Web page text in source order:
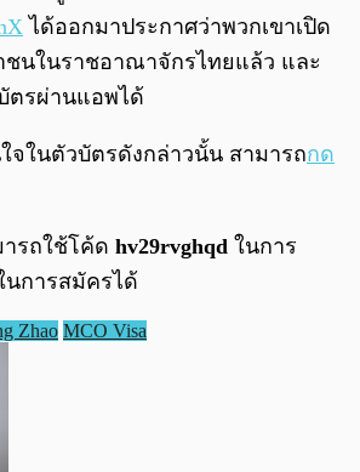
ได้ออกมาประกาศว่าพวกเขาเปิด
ชนในราชอาณาจักรไทยแล้ว และ
ตรผ่านแอพได้
จในตัวบัตรดังกล่าวนั้น สามารถกด
รถใช้โค้ด hv29rvghqd ในการ
นการสมัครได้
Zhao MCO Visa